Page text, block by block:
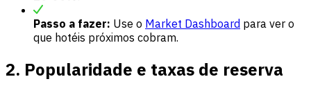
Passo a fazer: Use o Market Dashboard para ver o
que hotéis próximos cobram.
2. Popularidade e taxas de reserva